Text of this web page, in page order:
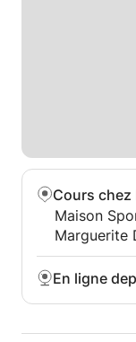
Cours
Maison
Marguerite
En ligne